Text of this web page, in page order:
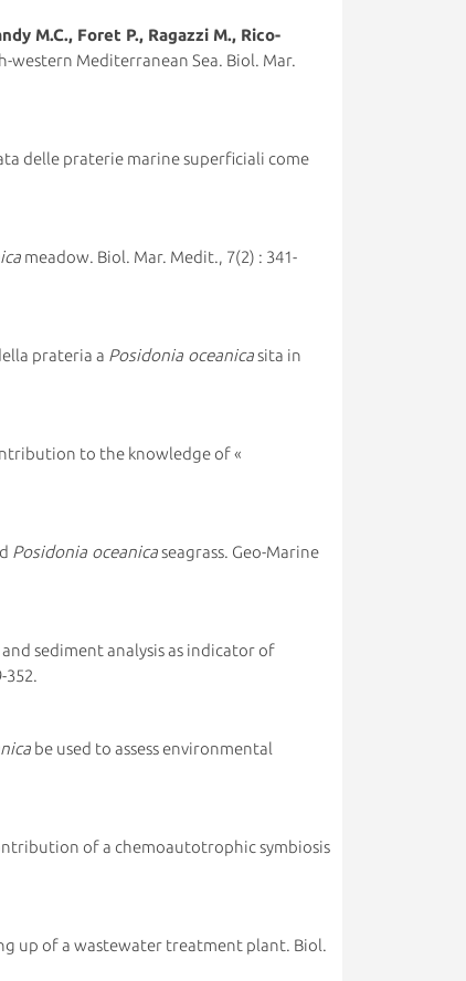
M.C., Foret P., Ragazzi M., Rico-
western Mediterranean Sea. Biol. Mar.
delle praterie marine superficiali come
meadow. Biol. Mar. Medit., 7(2) : 341-
prateria a Posidonia oceanicasita in
to the knowledge of «
Posidonia oceanicaseagrass. Geo-Marine
sediment analysis as indicator of
352.
be used to assess environmental
of a chemoautotrophic symbiosis
up of a wastewater treatment plant. Biol.